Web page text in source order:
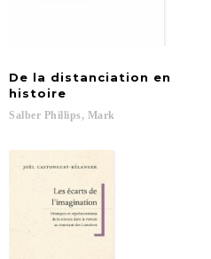
De la distanciation en
histoire
Salber Phillips, Mark